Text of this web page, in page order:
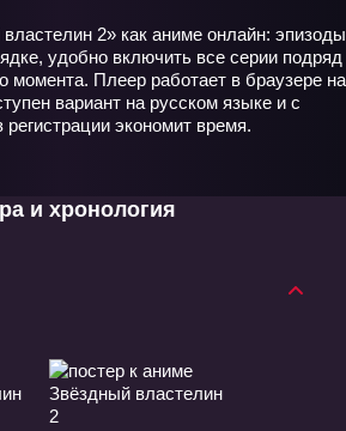
2» как аниме онлайн: эпизоды
удобно включить все серии подряд
момента. Плеер работает в браузере на
вариант на русском языке и с
экономит время.
и хронология